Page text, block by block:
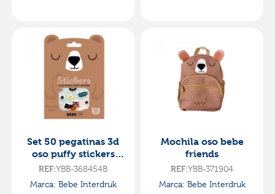
Set 50 pegatinas 3d
oso puffy stickers
bebe friends
REF:YBB-368454B
Marca: Bebe Interdruk
Mochila oso bebe
friends
REF:YBB-371904
Marca: Bebe Interdruk